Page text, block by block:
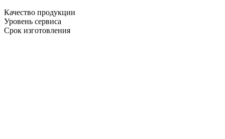
Качество продукции
Уровень сервиса
Срок изготовления